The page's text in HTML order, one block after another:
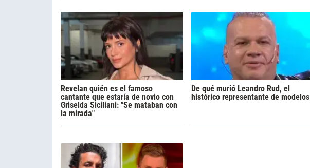
Revelan quién es el famoso
cantante que estaría de novio con
Griselda Siciliani: "Se mataban con
la mirada"
De qué murió Leandro Rud, el
histórico representante de modelos